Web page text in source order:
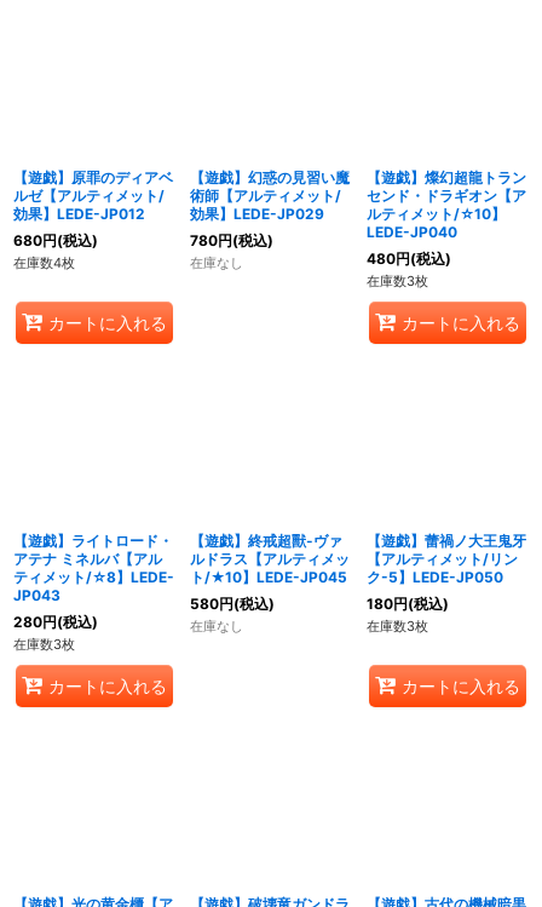
【遊戯】原罪のディアベ
ルゼ【アルティメット/
効果】LEDE-JP012
680円(税込)
在庫数4枚
カートに入れる
【遊戯】幻惑の見習い魔
術師【アルティメット/
効果】LEDE-JP029
780円(税込)
在庫なし
【遊戯】燦幻超龍トラン
センド・ドラギオン【ア
ルティメット/☆10】
LEDE-JP040
480円(税込)
在庫数3枚
カートに入れる
【遊戯】ライトロード・
アテナ ミネルバ【アル
ティメット/☆8】LEDE-
JP043
280円(税込)
在庫数3枚
カートに入れる
【遊戯】終戒超獸-ヴァ
ルドラス【アルティメッ
ト/★10】LEDE-JP045
580円(税込)
在庫なし
【遊戯】蕾禍ノ大王鬼牙
【アルティメット/リン
ク-5】LEDE-JP050
180円(税込)
在庫数3枚
カートに入れる